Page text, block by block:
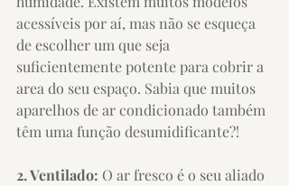
acessíveis por aí, mas não se esqueça
de escolher um que seja
suficientemente potente para cobrir a
area do seu espaço. Sabia que muitos
aparelhos de ar condicionado também
têm uma função desumidificante?!
2. Ventilado: O ar fresco é o seu aliado